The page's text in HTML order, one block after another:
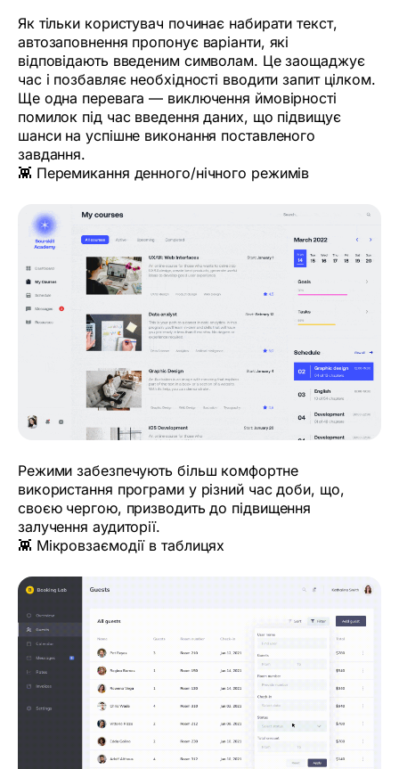
Як тільки користувач починає набирати текст,
автозаповнення пропонує варіанти, які
відповідають введеним символам. Це заощаджує
час і позбавляє необхідності вводити запит цілком.
Ще одна перевага — виключення ймовірності
помилок під час введення даних, що підвищує
шанси на успішне виконання поставленого
завдання.
👾 Перемикання денного/нічного режимів
Режими забезпечують більш комфортне
використання програми у різний час доби, що,
своєю чергою, призводить до підвищення
залучення аудиторії.
👾 Мікровзаємодії в таблицях